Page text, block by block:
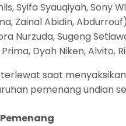
Syifa Syauqiyah, Sony
Zainal Abidin, Abdurrouf)
Nurzuda, Sugeng
Dyah Niken, Alvito,
saat
pemenang undian